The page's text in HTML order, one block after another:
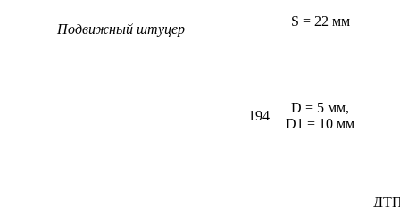
Подвижный штуцер
S = 22 мм
194
D = 5 мм,
D1 = 10 мм